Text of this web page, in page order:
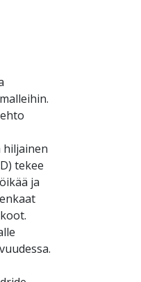
hiljainen
tekee
ja